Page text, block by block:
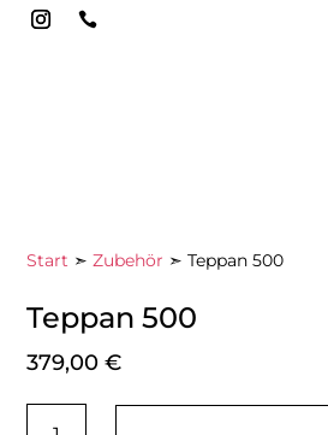

Start ➣Zubehör ➣ Teppan 500
Teppan 500
379,00€